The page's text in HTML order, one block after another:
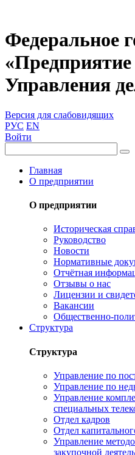
Федеральное
Управления
Версия для слабовидящих
РУС EN
Войти
Главная
О предприятии
О предприятии
Историческая
Руководство
Новости
Нормативные
Отчётная
Отзывы о нас
Лицензии и
Вакансии
Общественно-
Структура
Структура
Управление по
Управление по
Управление
специальных
Отдел кадров
Отдел
Управление
закупочной